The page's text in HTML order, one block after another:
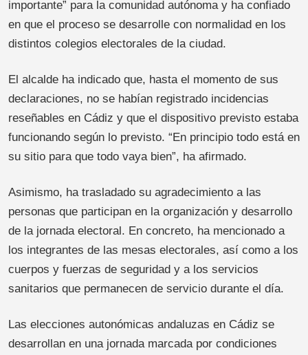
importante” para la comunidad autónoma y ha confiado
en que el proceso se desarrolle con normalidad en los
distintos colegios electorales de la ciudad.
El alcalde ha indicado que, hasta el momento de sus
declaraciones, no se habían registrado incidencias
reseñables en Cádiz y que el dispositivo previsto estaba
funcionando según lo previsto. “En principio todo está en
su sitio para que todo vaya bien”, ha afirmado.
Asimismo, ha trasladado su agradecimiento a las
personas que participan en la organización y desarrollo
de la jornada electoral. En concreto, ha mencionado a
los integrantes de las mesas electorales, así como a los
cuerpos y fuerzas de seguridad y a los servicios
sanitarios que permanecen de servicio durante el día.
Las elecciones autonómicas andaluzas en Cádiz se
desarrollan en una jornada marcada por condiciones